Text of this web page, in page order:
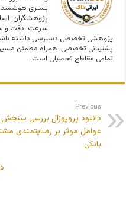
بستری هوشمند،
پژوهشگران،
سرعت، دقت و
پژوهشی تخصصی دسترسی داشته باشند.
پشتیبانی تخصصی، همراه مطمئن
تمامی مقاطع تحصیلی است.
Previous
دانلود پروپوزال بررسی سنجش
عوامل موثر بر رضایتمندی
بانکی